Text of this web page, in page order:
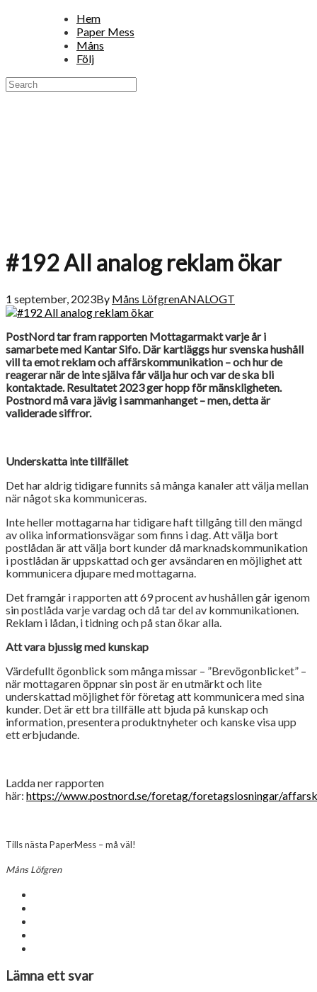
Hem
Paper Mess
Måns
Följ
#192 All analog reklam ökar
1 september, 2023By Måns LöfgrenANALOGT
PostNord tar fram rapporten Mottagarmakt varje år i
samarbete med Kantar Sifo. Där kartläggs hur svenska hushåll
vill ta emot reklam och affärskommunikation – och hur de
reagerar när de inte själva får välja hur och var de ska bli
kontaktade. Resultatet 2023 ger hopp för mänskligheten.
Postnord må vara jävig i sammanhanget – men, detta är
validerade siffror.
Underskatta inte tillfället
Det har aldrig tidigare funnits så många kanaler att välja mellan
när något ska kommuniceras.
Inte heller mottagarna har tidigare haft tillgång till den mängd
av olika informationsvägar som finns i dag. Att välja bort
postlådan är att välja bort kunder då marknadskommunikation
i postlådan är uppskattad och ger avsändaren en möjlighet att
kommunicera djupare med mottagarna.
Det framgår i rapporten att 69 procent av hushållen går igenom
sin postlåda varje vardag och då tar del av kommunikationen.
Reklam i lådan, i tidning och på stan ökar alla.
Att vara bjussig med kunskap
Värdefullt ögonblick som många missar – ”Brevögonblicket” –
när mottagaren öppnar sin post är en utmärkt och lite
underskattad möjlighet för företag att kommunicera med sina
kunder. Det är ett bra tillfälle att bjuda på kunskap och
information, presentera produktnyheter och kanske visa upp
ett erbjudande.
Ladda ner rapporten
här: https://www.postnord.se/foretag/foretagslosningar/
Tills nästa PaperMess – må väl!
Måns Löfgren
Lämna ett svar